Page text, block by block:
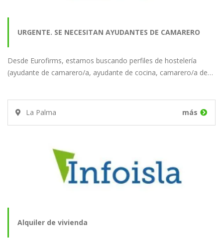
URGENTE. SE NECESITAN AYUDANTES DE CAMARERO
PARA UN HOTEL EN…
Desde Eurofirms, estamos buscando perfiles de hostelería
(ayudante de camarero/a, ayudante de cocina, camarero/a de…
La Palma más
Alquiler de vivienda